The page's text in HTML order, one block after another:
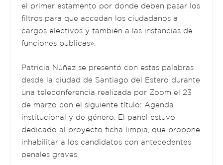
el primer estamento por donde deben pasar los
filtros para que accedan los ciudadanos a
cargos electivos y también a las instancias de
funciones publicas».
Patricia Núñez se presentó con estas palabras
desde la ciudad de Santiago del Estero durante
una teleconferencia realizada por Zoom el 23
de marzo con el siguiente título: Agenda
institucional y de género. El panel estuvo
dedicado al proyecto ficha limpia, que propone
inhabilitar a los candidatos con antecedentes
penales graves.